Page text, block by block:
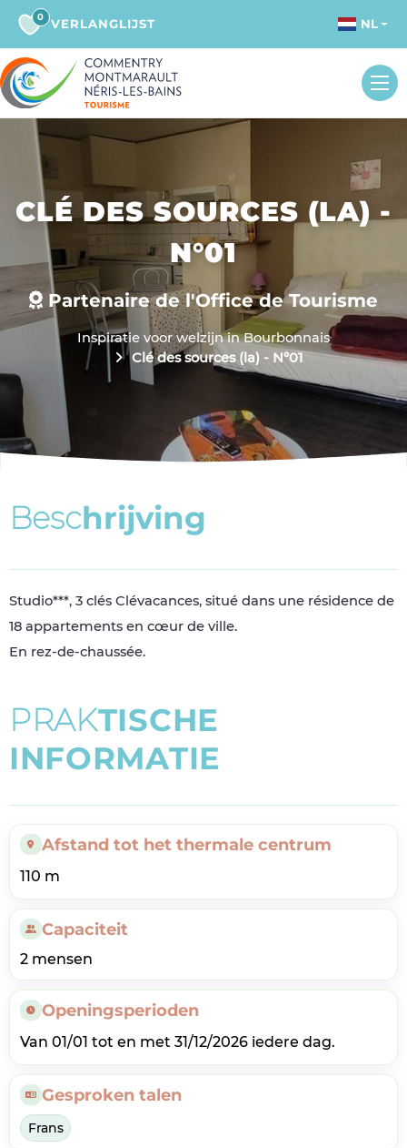
0 VERLANGLIJST NL
CLÉ DES SOURCES (LA) -
N°01
Partenaire de l'Office de Tourisme
Inspiratie voor welzijn in Bourbonnais
Clé des sources (la) - N°01
Beschrijving
Studio***, 3 clés Clévacances, situé dans une résidence de
18 appartements en cœur de ville.
En rez-de-chaussée.
PRAKTISCHE
INFORMATIE
Afstand tot het thermale centrum
110 m
Capaciteit
2 mensen
Openingsperioden
Van 01/01 tot en met 31/12/2026 iedere dag.
Gesproken talen
Frans